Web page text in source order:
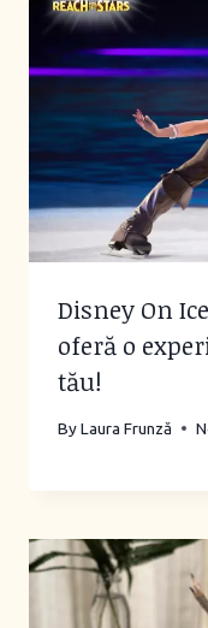
Disney On
oferă o
tău!
ByLaura Frunză